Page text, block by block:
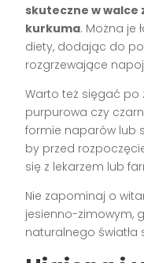
skuteczne w walce
kurkuma. Można je
diety, dodając do
rozgrzewające
Warto też sięgać po
purpurowa czy
formie naparów lub
by przed
się z lekarzem lub
Nie zapominaj o
jesienno-zimowym,
naturalnego światła